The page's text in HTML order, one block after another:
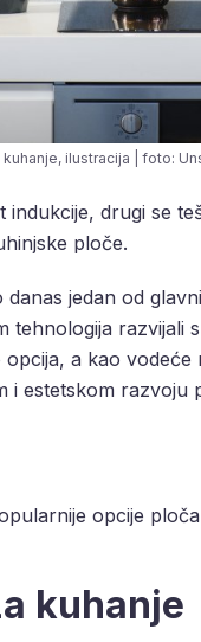
kuhanje, ilustracija | foto:
drugi se
ploče.
jedan od
tehnologija razvijali
a kao
estetskom razvoju
opcije
kuhanje